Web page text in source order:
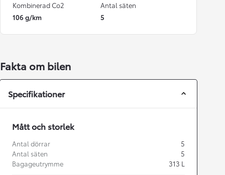
Kombinerad Co2
106 g/km
Antal säten
5
Fakta om bilen
Specifikationer
Mått och storlek
Antal dörrar
5
Antal säten
5
Bagageutrymme
313 L